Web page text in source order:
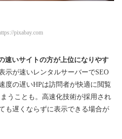
pixabay.com
速いサイトの方が上位になりやす
示が速いレンタルサーバーでSEO
度の遅いHPは訪問者が快適に閲覧
うことも。高速化技術が採用され
も遅くならずに表示できる場合が